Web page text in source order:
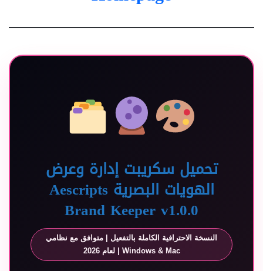
تحميل سكريبت إدارة وعرض
الهويات البصرية Aescripts
Brand Keeper v1.0.0
النسخة الاحترافية الكاملة بالتفعيل | متوافق مع نظامي
Windows & Mac | لعام 2026